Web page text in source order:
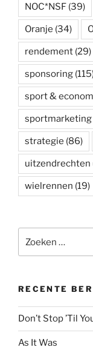
NOC*NSF (39)
Oranje (34)
rendement (29)
sponsoring
sport &
sportmarketing
strategie (86)
uitzendrechten
wielrennen (19)
naar:
RECENTE
Don’t Stop ’Til
As It Was